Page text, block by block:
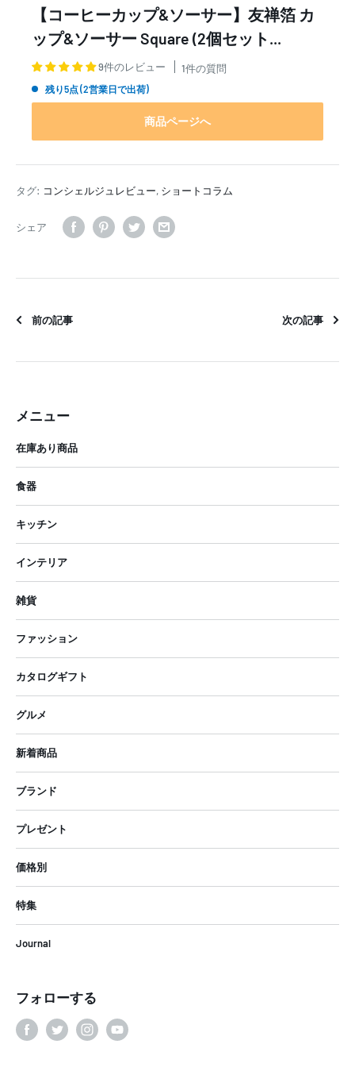
【コーヒーカップ&ソーサー】友禅箔 カ
ップ&ソーサー Square (2個セット...
9件のレビュー 1件の質問
残り5点 (2営業日で出荷)
商品ページへ
タグ: コンシェルジュレビュー, ショートコラム
シェア
前の記事 次の記事
メニュー
在庫あり商品
食器
キッチン
インテリア
雑貨
ファッション
カタログギフト
グルメ
新着商品
ブランド
プレゼント
価格別
特集
Journal
フォローする